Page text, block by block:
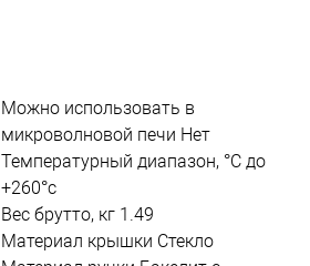
Можно использовать в
микроволновой печи Нет
Температурный диапазон, °С до
+260°c
Вес брутто, кг 1.49
Материал крышки Стекло